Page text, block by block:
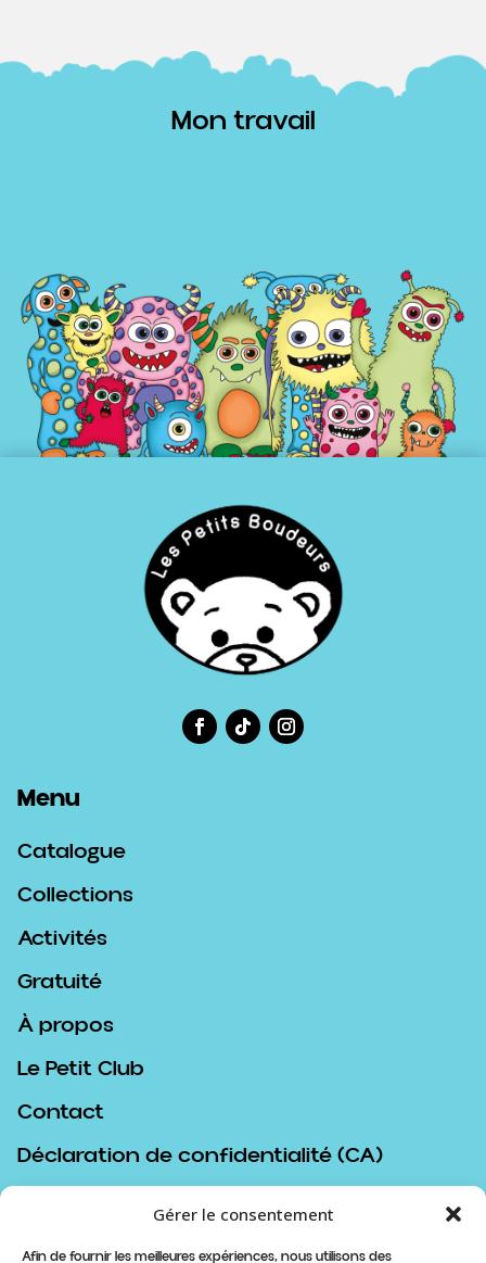
Gérer le consentement
Afin de fournir les meilleures expériences, nous utilisons des
Mon travail
Menu
Catalogue
Collections
Activités
Gratuité
À propos
Le Petit Club
Contact
Déclaration de confidentialité (CA)